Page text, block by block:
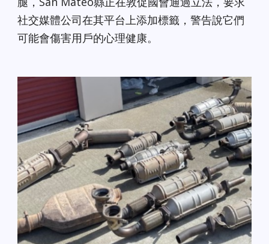
社交媒體公司在其平台上添加標籤，警告說它們
可能會傷害用戶的心理健康。